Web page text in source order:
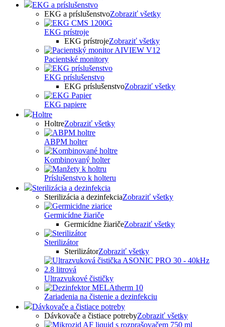
EKG a príslušenstvo
EKG a príslušenstvoZobraziť všetky
EKG prístroje
EKG prístrojeZobraziť všetky
Pacientské monitory
EKG príslušenstvo
EKG príslušenstvoZobraziť všetky
EKG papiere
Holtre
HoltreZobraziť všetky
ABPM holter
Kombinovaný holter
Príslušenstvo k holteru
Sterilizácia a dezinfekcia
Sterilizácia a dezinfekciaZobraziť všetky
Germicídne žiariče
Germicídne žiaričeZobraziť všetky
Sterilizátor
SterilizátorZobraziť všetky
Ultrazvukové čističky
Zariadenia na čistenie a dezinfekciu
Dávkovače a čistiace potreby
Dávkovače a čistiace potrebyZobraziť všetky